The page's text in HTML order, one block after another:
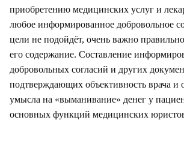
приобретению медицинских услуг и
любое информированное добровольное
цели не подойдёт, очень важно
его содержание. Составление
добровольных согласий и других
подтверждающих объективность врача и
умысла на «выманивание» денег у
основных функций медицинских